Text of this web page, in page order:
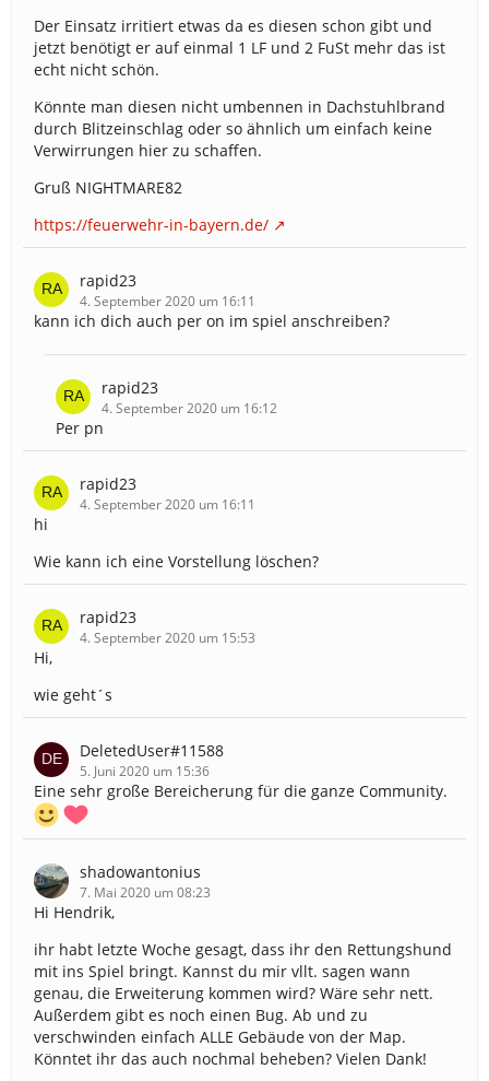
Der Einsatz irritiert etwas da es diesen schon gibt und
jetzt benötigt er auf einmal 1 LF und 2 FuSt mehr das ist
echt nicht schön.
Könnte man diesen nicht umbennen in Dachstuhlbrand
durch Blitzeinschlag oder so ähnlich um einfach keine
Verwirrungen hier zu schaffen.
Gruß NIGHTMARE82
https://feuerwehr-in-bayern.de/
rapid23
4. September 2020 um 16:11
kann ich dich auch per on im spiel anschreiben?
rapid23
4. September 2020 um 16:12
Per pn
rapid23
4. September 2020 um 16:11
hi
Wie kann ich eine Vorstellung löschen?
rapid23
4. September 2020 um 15:53
Hi,
wie geht´s
DeletedUser#11588
5. Juni 2020 um 15:36
Eine sehr große Bereicherung für die ganze Community.
shadowantonius
7. Mai 2020 um 08:23
Hi Hendrik,
ihr habt letzte Woche gesagt, dass ihr den Rettungshund
mit ins Spiel bringt. Kannst du mir vllt. sagen wann
genau, die Erweiterung kommen wird? Wäre sehr nett.
Außerdem gibt es noch einen Bug. Ab und zu
verschwinden einfach ALLE Gebäude von der Map.
Könntet ihr das auch nochmal beheben? Vielen Dank!